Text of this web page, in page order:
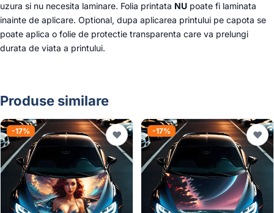
uzura si nu necesita laminare. Folia printata NU poate fi laminata
inainte de aplicare. Optional, dupa aplicarea printului pe capota se
poate aplica o folie de protectie transparenta care va prelungi
durata de viata a printului.
Produse similare
-17% ♥ -17% ♥